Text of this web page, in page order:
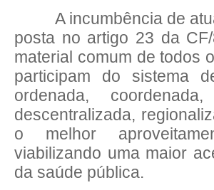
A incumbência de
posta no artigo 23 da
material comum de todos
participam do sistema
ordenada,
descentralizada,
o melhor
viabilizando uma maior
da saúde pública.